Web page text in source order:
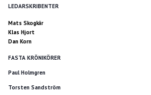
LEDARSKRIBENTER
Mats Skogkär
Klas Hjort
Dan Korn
FASTA KRÖNIKÖRER
Paul Holmgren
Torsten Sandström